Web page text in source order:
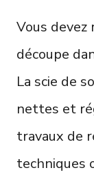
Vous devez
découpe
La scie de
nettes et
travaux de
techniques